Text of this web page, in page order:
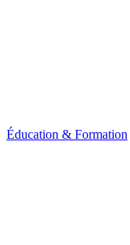
Éducation & Formation